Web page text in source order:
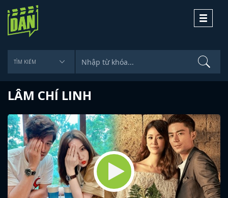
Toggle
LÂM CHÍ LINH